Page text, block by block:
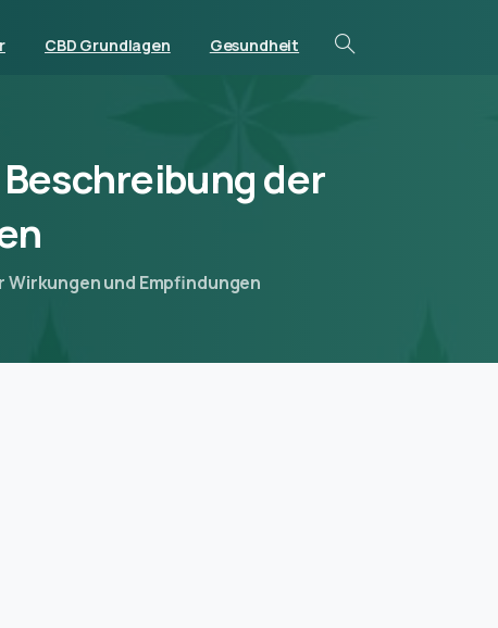
CBD Grundlagen Gesundheit
Beschreibungder
und Empfindungen